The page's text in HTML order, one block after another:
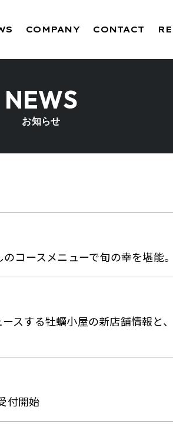
COMPANY CONTACT
NEWS
お知らせ
コースメニューで旬の幸を堪能。
スする牡蠣小屋の新店舗情報と
付開始